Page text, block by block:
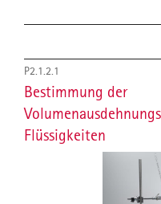
P2.1.2.1
Bestimmung der
Flüssigkeiten